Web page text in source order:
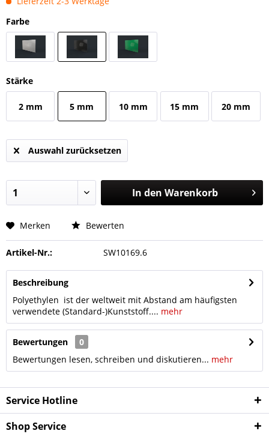
Farbe
Stärke
2 mm 5 mm 10 mm 15 mm 20 mm
Auswahl zurücksetzen
In den Warenkorb
Merken Bewerten
Artikel-Nr.: SW10169.6
Beschreibung
Polyethylen ist der weltweit mit Abstand am häufigsten
verwendete (Standard-)Kunststoff.... mehr
Bewertungen
0
Bewertungen lesen, schreiben und diskutieren... mehr
Service Hotline
Shop Service